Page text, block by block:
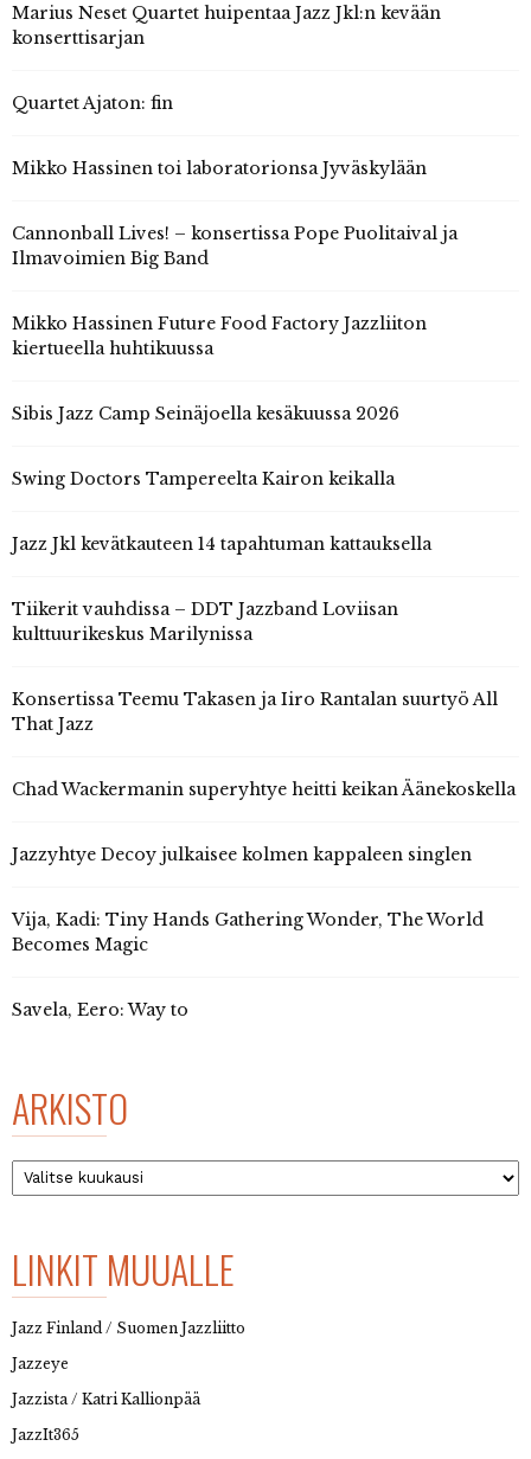
Marius Neset Quartet huipentaa Jazz Jkl:n kevään
konserttisarjan
Quartet Ajaton: fin
Mikko Hassinen toi laboratorionsa Jyväskylään
Cannonball Lives! – konsertissa Pope Puolitaival ja
Ilmavoimien Big Band
Mikko Hassinen Future Food Factory Jazzliiton
kiertueella huhtikuussa
Sibis Jazz Camp Seinäjoella kesäkuussa 2026
Swing Doctors Tampereelta Kairon keikalla
Jazz Jkl kevätkauteen 14 tapahtuman kattauksella
Tiikerit vauhdissa – DDT Jazzband Loviisan
kulttuurikeskus Marilynissa
Konsertissa Teemu Takasen ja Iiro Rantalan suurtyö All
That Jazz
Chad Wackermanin superyhtye heitti keikan Äänekoskella
Jazzyhtye Decoy julkaisee kolmen kappaleen singlen
Vija, Kadi: Tiny Hands Gathering Wonder, The World
Becomes Magic
Savela, Eero: Way to
ARKISTO
Arkisto
LINKIT MUUALLE
Jazz Finland / Suomen Jazzliitto
Jazzeye
Jazzista / Katri Kallionpää
JazzIt365